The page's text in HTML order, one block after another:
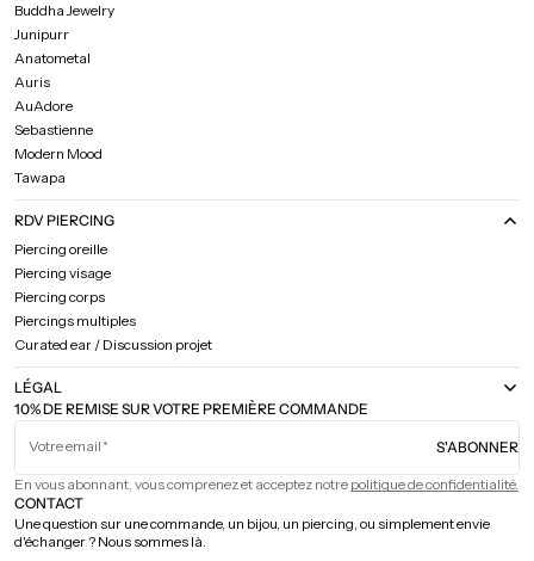
10% DE REMISE SUR VOTRE PREMIÈRE COMMANDE
Votre email S'ABONNER
En vous abonnant, vous comprenez et acceptez notre politique de confidentialité.
Buddha Jewelry
Junipurr
Anatometal
Auris
AuAdore
Sebastienne
Modern Mood
Tawapa
RDV PIERCING
Piercing oreille
Piercing visage
Piercing corps
Piercings multiples
Curated ear / Discussion projet
LÉGAL
CONTACT
Une question sur une commande, un bijou, un piercing, ou simplement envie
d'échanger ? Nous sommes là.